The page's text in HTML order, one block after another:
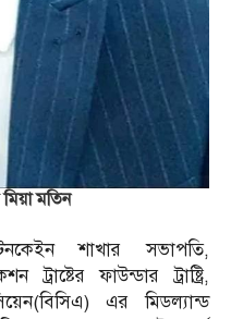
মতিন
শাখার সভাপতি,
ফাউন্ডার ট্রাষ্ট্রি,
এর মিডল্যান্ড